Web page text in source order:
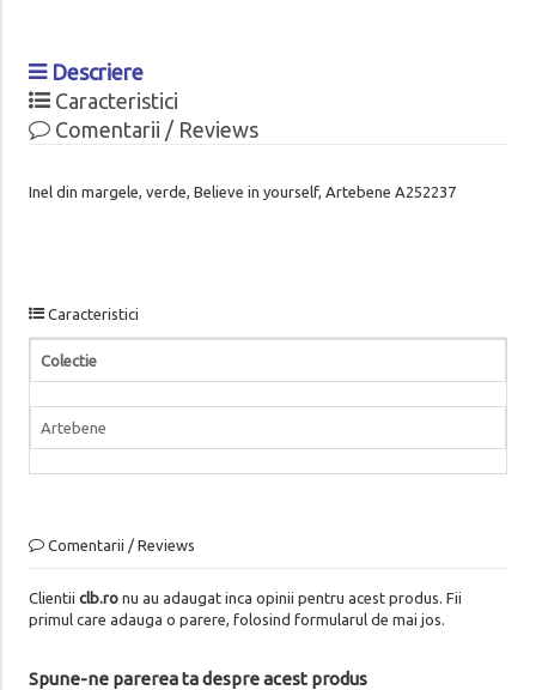
Descriere
Caracteristici
Comentarii / Reviews
Inel din margele, verde, Believe in yourself, Artebene A252237
Caracteristici
Colectie
Artebene
Comentarii / Reviews
Clientii clb.ronu au adaugat inca opinii pentru acest produs. Fii
primul care adauga o parere, folosind formularul de mai jos.
Spune-ne parerea ta despre acest produs